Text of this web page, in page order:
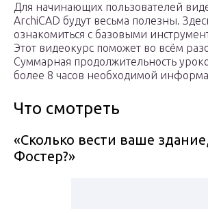
Для начинающих пользователей
ArchiCAD будут весьма полезны.
ознакомиться с базовыми
Этот видеокурс поможет во всём
Суммарная продолжительность
более 8 часов необходимой
Что смотреть
«Сколько вести ваше
Фостер?»